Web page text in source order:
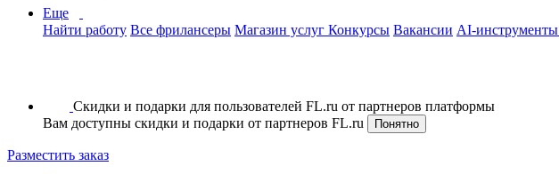
Еще
Найти работу Все фрилансеры Магазин услуг Конкурсы Вакансии AI-инструменты
Скидки и подарки для пользователей FL.ru от партнеров платформы
Вам доступны скидки и подарки от партнеров FL.ru
Понятно
Разместить заказ